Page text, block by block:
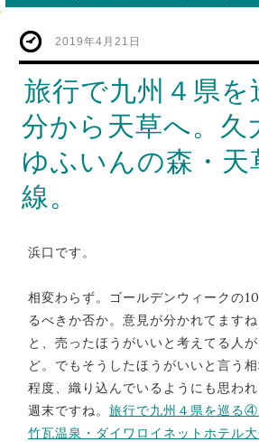
2019年4月21日
旅行で九州４県
分から天草へ。久
ゆふいんの森・天
線。
浜口です。
相変わらず。ゴールデンウィークの
るべきか否か。意見が分かれてます
と、売ったほうがいいと考えてる人
ど。でもそうしたほうがいいと言う
程度、織り込んでいるようにも思わ
週末ですね。 旅行で九州４県を巡る④
竹瓦温泉・ダイワロイネットホテル